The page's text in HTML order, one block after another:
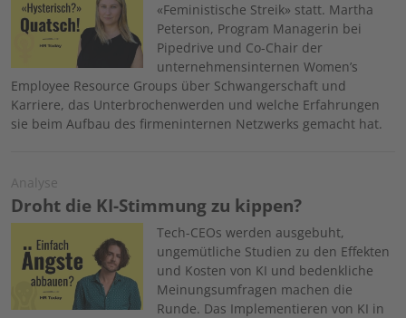
«Feministische Streik» statt. Martha
Peterson, Program Managerin bei
Pipedrive und Co-Chair der
unternehmensinternen Women’s
Employee Resource Groups über Schwangerschaft und
Karriere, das Unterbrochenwerden und welche Erfahrungen
sie beim Aufbau des firmeninternen Netzwerks gemacht hat.
Analyse
Droht die KI-Stimmung zu kippen?
Tech-CEOs werden ausgebuht,
ungemütliche Studien zu den Effekten
und Kosten von KI und bedenkliche
Meinungsumfragen machen die
Runde. Das Implementieren von KI in